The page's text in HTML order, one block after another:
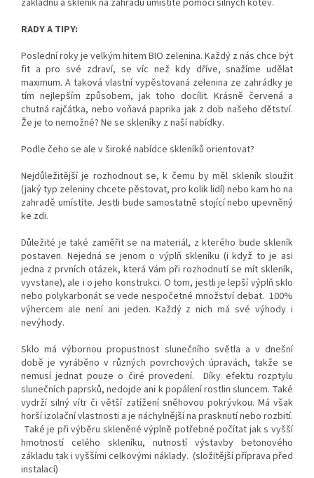
základnu a skleník na zahradu umístíte pomocí silných kotev.
RADY A TIPY:
Poslední roky je velkým hitem BIO zelenina. Každý z nás chce být
fit a pro své zdraví, se víc než kdy dříve, snažíme udělat
maximum. A taková vlastní vypěstovaná zelenina ze zahrádky je
tím nejlepším způsobem, jak toho docílit. Krásně červená a
chutná rajčátka, nebo voňavá paprika jak z dob našeho dětství.
Že je to nemožné? Ne se skleníky z naší nabídky.
Podle čeho se ale v široké nabídce skleníků orientovat?
Nejdůležitější je rozhodnout se, k čemu by měl skleník sloužit
(jaký typ zeleniny chcete pěstovat, pro kolik lidí) nebo kam ho na
zahradě umístíte. Jestli bude samostatně stojící nebo upevněný
ke zdi.
Důležité je také zaměřit se na materiál, z kterého bude skleník
postaven. Nejedná se jenom o výplň skleníku (i když to je asi
jedna z prvních otázek, která Vám při rozhodnutí se mít skleník,
vyvstane), ale i o jeho konstrukci. O tom, jestli je lepší výplň sklo
nebo polykarbonát se vede nespočetné množství debat. 100%
výhercem ale není ani jeden. Každý z nich má své výhody i
nevýhody.
Sklo má výbornou propustnost slunečního světla a v dnešní
době je vyráběno v různých povrchových úpravách, takže se
nemusí jednat pouze o čiré provedení. Díky efektu rozptylu
slunečních paprsků, nedojde ani k popálení rostlin sluncem. Také
vydrží silný vítr či větší zatížení sněhovou pokrývkou. Má však
horší izolační vlastnosti a je náchylnější na prasknutí nebo rozbití.
Také je při výběru skleněné výplně potřebné počítat jak s vyšší
hmotností celého skleníku, nutností výstavby betonového
základu tak i vyššími celkovými náklady. (složitější příprava před
instalací)